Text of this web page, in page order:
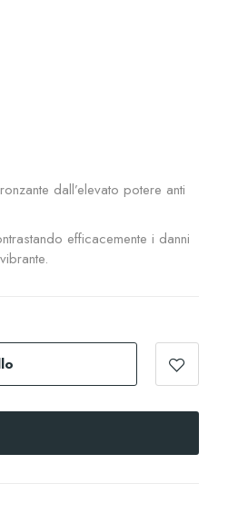
dall’elevato potere anti
efficacemente i danni